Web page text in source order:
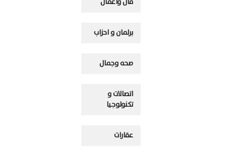
برلمان و احزاب
صحه وجمال
اتصالات و
تكنولوجيا
عقارات